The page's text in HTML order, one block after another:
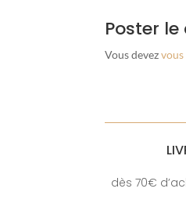
Poster
Vous devez
dès 70€